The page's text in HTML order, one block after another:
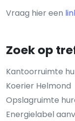
Vraag hier een
Zoek op
Kantoorruimte
Koerier Helmond
Opslagruimte
Energielabel